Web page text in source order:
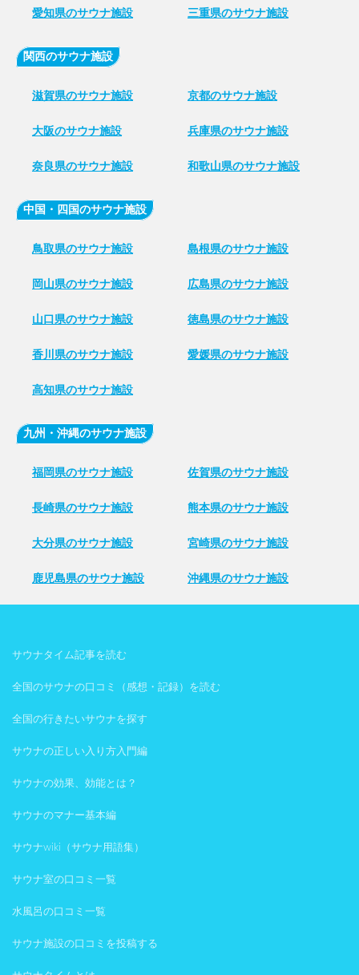
愛知県のサウナ施設 三重県のサウナ施設
関西のサウナ施設
滋賀県のサウナ施設 京都のサウナ施設
大阪のサウナ施設 兵庫県のサウナ施設
奈良県のサウナ施設 和歌山県のサウナ施設
中国・四国のサウナ施設
鳥取県のサウナ施設 島根県のサウナ施設
岡山県のサウナ施設 広島県のサウナ施設
山口県のサウナ施設 徳島県のサウナ施設
香川県のサウナ施設 愛媛県のサウナ施設
高知県のサウナ施設
九州・沖縄のサウナ施設
福岡県のサウナ施設 佐賀県のサウナ施設
長崎県のサウナ施設 熊本県のサウナ施設
大分県のサウナ施設 宮崎県のサウナ施設
鹿児島県のサウナ施設 沖縄県のサウナ施設
サウナタイム記事を読む
全国のサウナの口コミ（感想・記録）を読む
全国の行きたいサウナを探す
サウナの正しい入り方入門編
サウナの効果、効能とは？
サウナのマナー基本編
サウナwiki（サウナ用語集）
サウナ室の口コミ一覧
水風呂の口コミ一覧
サウナ施設の口コミを投稿する